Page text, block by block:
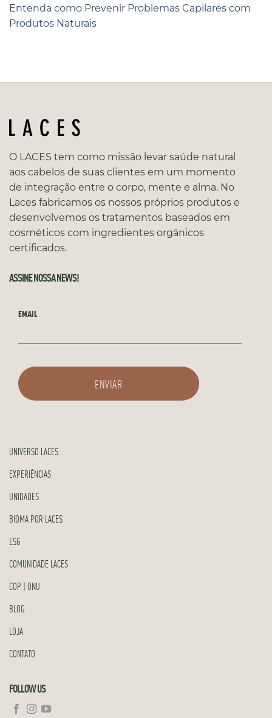
Entenda como Prevenir Problemas Capilares com
Produtos Naturais
O LACES tem como missão levar saúde natural
aos cabelos de suas clientes em um momento
de integração entre o corpo, mente e alma. No
Laces fabricamos os nossos próprios produtos e
desenvolvemos os tratamentos baseados em
cosméticos com ingredientes orgânicos
certificados.
ASSINE NOSSA NEWS!
EMAIL
UNIVERSO LACES
EXPERIÊNCIAS
UNIDADES
BIOMA POR LACES
ESG
COMUNIDADE LACES
COP | ONU
BLOG
LOJA
CONTATO
FOLLOW US